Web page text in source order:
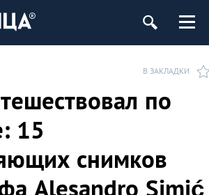
В ЗАКЛАДКИ
по
15
снимков
Alesandro Simić